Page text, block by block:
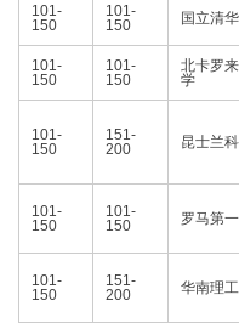
101-
150
101-
150
国立清
101-
150
101-
150
北卡罗
学
101-
150
151-
200
昆士兰
101-
150
101-
150
罗马第
101-
150
151-
200
华南理